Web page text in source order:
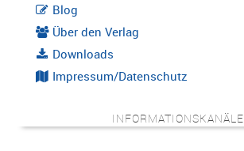
Blog
Über den Verlag
Downloads
Impressum/Datenschutz
INFORMATIONSKANÄLE